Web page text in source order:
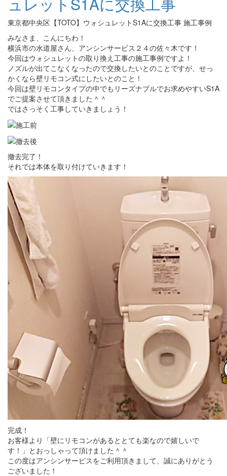
東京都中央区【TOTO】ウォシュレットS1Aに交換工事 施工事例
みなさま、こんにちわ！
横浜市の水道屋さん、アンシンサービス２４の佐々木です！
今回はウォシュレットの取り換え工事の施工事例ですよ！
ノズルが出てこなくなったので交換したいとのことですが、せっ
かくなら壁リモコン式にしたいとのこと！
今回は壁リモコンタイプの中でもリーズナブルでお求めやすいS1A
でご提案させて頂きました＾＾
ではさっそく工事していきましょう！
撤去完了！
それでは本体を取り付けていきます！
完成！
お客様より「壁にリモコンがあるととても楽なので嬉しいで
す！」とおっしゃって頂けました＾＾
この度はアンシンサービスをご利用頂きまして、誠にありがとう
ございました！